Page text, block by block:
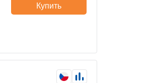
Купить